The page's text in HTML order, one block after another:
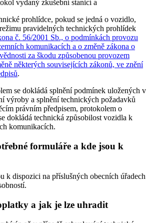
vydaný zkušební stanicí a
prohlídce, pokud se jedná o vozidlo,
pravidelných technických prohlídek
č. 56/2001 Sb., o podmínkách provozu
komunikacích a o změně zákona o
za škodu způsobenou provozem
některých souvisejících zákonů, ve znění
.
se dokládá splnění podmínek uložených v
výroby a splnění technických požadavků
právním předpisem, protokolem o
dokládá technická způsobilost vozidla k
komunikacích.
formuláře a kde jsou k
k dispozici na příslušných obecních úřadech
a jak je lze uhradit